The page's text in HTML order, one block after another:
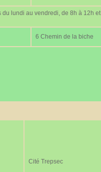
du lundi au vendredi, de 8h à 12h
6 Chemin de la biche
Cité Trepsec